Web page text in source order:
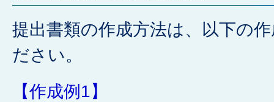
提出書類の作成方法は、以下の
ださい。
【作成例1】